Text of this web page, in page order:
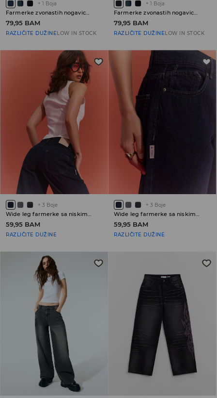
+ 1 Boja
Farmerke zvonastih nogavica sa niskim strukom PETITE
79,95 BAM
RAZLIČITE DUŽINE LOW IN STOCK
+ 1 Boja
Farmerke zvonastih nogavica sa niskim strukom PETITE
79,95 BAM
RAZLIČITE DUŽINE LOW IN STOCK
+ 3 Boje
Wide leg farmerke sa niskim strukom
59,95 BAM
RAZLIČITE DUŽINE
+ 3 Boje
Wide leg farmerke sa niskim strukom
59,95 BAM
RAZLIČITE DUŽINE